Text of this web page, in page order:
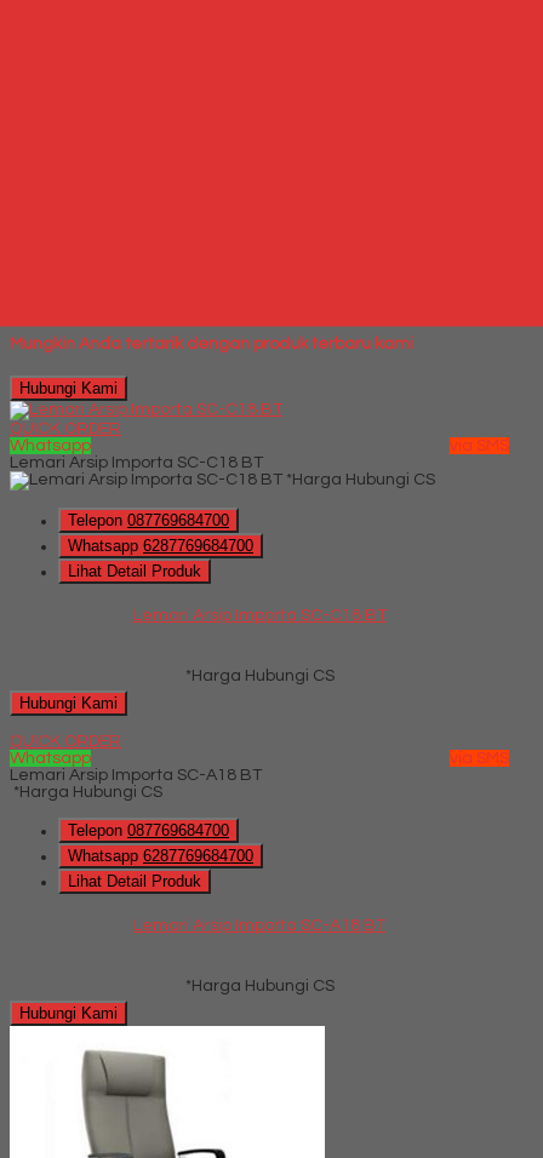
Mungkin Anda tertarik dengan produk terbaru kami
Hubungi Kami
QUICK ORDER
Whatsapp
via SMS
Lemari Arsip Importa SC-C18 BT
*Harga Hubungi CS
Telepon 087769684700
Whatsapp 6287769684700
Lihat Detail Produk
Lemari Arsip Importa SC-C18 BT
*Harga Hubungi CS
Hubungi Kami
QUICK ORDER
Whatsapp
via SMS
Lemari Arsip Importa SC-A18 BT
*Harga Hubungi CS
Telepon 087769684700
Whatsapp 6287769684700
Lihat Detail Produk
Lemari Arsip Importa SC-A18 BT
*Harga Hubungi CS
Hubungi Kami